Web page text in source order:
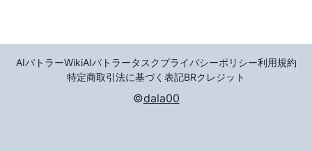
AIバトラーWikiAIバトラータスクプライバシーポリシー利用規約
特定商取引法に基づく表記BRクレジット
©dala00